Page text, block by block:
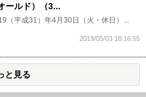
ールド）（3...
（平成31）年4月30日（火・休日）...
2019/05/03 18:16:55
と見る